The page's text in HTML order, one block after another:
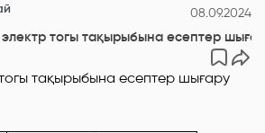
08.09.2024
тогы тақырыбына есептер